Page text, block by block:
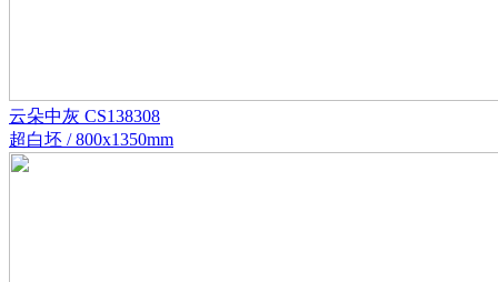
云朵中灰 CS138308
超白坯 / 800x1350mm